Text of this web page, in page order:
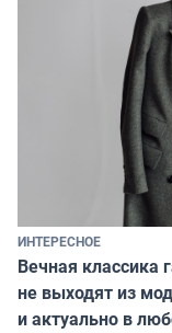
ИНТЕРЕСНОЕ
Вечная классика
не выходят из
и актуально в